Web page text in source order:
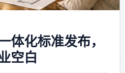
体化标准发布，
空白